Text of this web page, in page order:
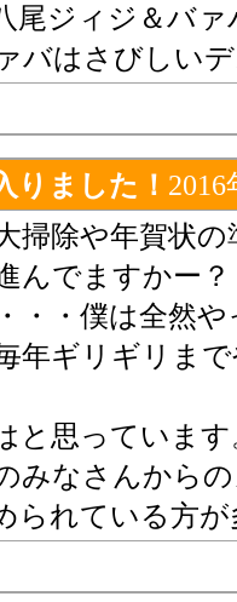
尾ジィジ＆バ
バはさびしい
りました！ 2016
掃除や年賀状の
んでますかー？
・・・僕は全然
年ギリギリま
と思っています
みなさんから
られている方